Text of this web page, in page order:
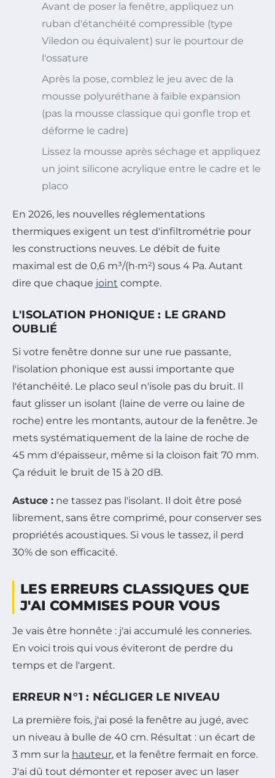
Avant de poser la fenêtre, appliquez un
ruban d'étanchéité compressible (type
Viledon ou équivalent) sur le pourtour de
l'ossature
Après la pose, comblez le jeu avec de la
mousse polyuréthane à faible expansion
(pas la mousse classique qui gonfle trop et
déforme le cadre)
Lissez la mousse après séchage et appliquez
un joint silicone acrylique entre le cadre et le
placo
En 2026, les nouvelles réglementations
thermiques exigent un test d'infiltrométrie pour
les constructions neuves. Le débit de fuite
maximal est de 0,6 m³/(h·m²) sous 4 Pa. Autant
dire que chaque joint compte.
L'ISOLATION PHONIQUE : LE GRAND
OUBLIÉ
Si votre fenêtre donne sur une rue passante,
l'isolation phonique est aussi importante que
l'étanchéité. Le placo seul n'isole pas du bruit. Il
faut glisser un isolant (laine de verre ou laine de
roche) entre les montants, autour de la fenêtre. Je
mets systématiquement de la laine de roche de
45 mm d'épaisseur, même si la cloison fait 70 mm.
Ça réduit le bruit de 15 à 20 dB.
Astuce : ne tassez pas l'isolant. Il doit être posé
librement, sans être comprimé, pour conserver ses
propriétés acoustiques. Si vous le tassez, il perd
30% de son efficacité.
LES ERREURS CLASSIQUES QUE
J'AI COMMISES POUR VOUS
Je vais être honnête : j'ai accumulé les conneries.
En voici trois qui vous éviteront de perdre du
temps et de l'argent.
ERREUR N°1 : NÉGLIGER LE NIVEAU
La première fois, j'ai posé la fenêtre au jugé, avec
un niveau à bulle de 40 cm. Résultat : un écart de
3 mm sur la hauteur, et la fenêtre fermait en force.
J'ai dû tout démonter et reposer avec un laser